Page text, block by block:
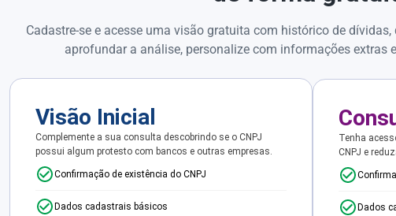
Cadastre-se e acesse uma visão gratuita com histórico de
aprofundar a análise, personalize com informações extras
Visão Inicial
Complemente a sua consulta descobrindo se o CNPJ
possui algum protesto com bancos e outras empresas.
Confirmação de existência do CNPJ
Dados cadastrais básicos
Tenha
CNPJ e
Dados